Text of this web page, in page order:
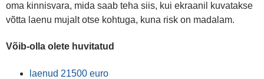
oma kinnisvara, mida saab teha siis, kui ekraanil kuvatakse
võtta laenu mujalt otse kohtuga, kuna risk on madalam.
Võib-olla olete huvitatud
laenud 21500 euro